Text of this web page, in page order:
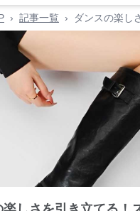
› 記事一覧 › ダンスの楽し